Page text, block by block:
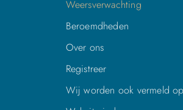
Weersverwachting
Beroemdheden
Over ons
Registreer
Wij worden ook vermeld op